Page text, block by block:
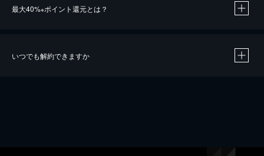
最大40%※ポイント還元とは？
いつでも解約できますか